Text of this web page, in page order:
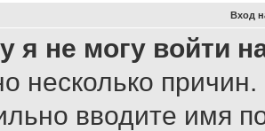
Вход
я не могу войти
несколько
вводите имя